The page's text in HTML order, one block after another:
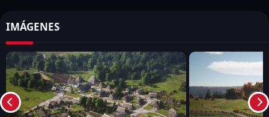
Manor Lords es un juego de estrategia medieval que te coloca
en el papel de un señor feudal. Tu misión es construir y
gestionar tu propio reino, desde la planificación de ciudades
hasta la gestión de recursos y la defensa contra invasores. Con
impresionantes gráficos y una jugabilidad inmersiva, Manor
Lords te transporta a una época de caballeros y castillos.
IMÁGENES